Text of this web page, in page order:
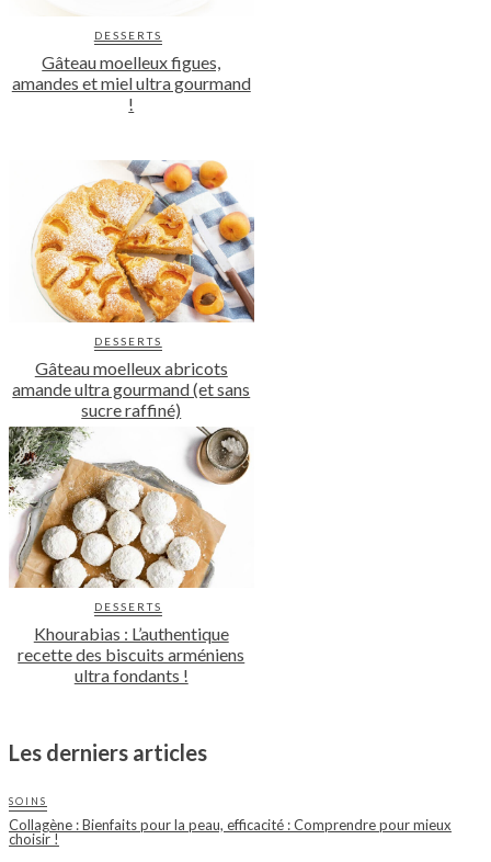
DESSERTS
Gâteau moelleux figues,
amandes et miel ultra gourmand
!
DESSERTS
Gâteau moelleux abricots
amande ultra gourmand (et sans
sucre raffiné)
DESSERTS
Khourabias : L’authentique
recette des biscuits arméniens
ultra fondants !
Les derniers articles
SOINS
Collagène : Bienfaits pour la peau, efficacité : Comprendre pour mieux
choisir !